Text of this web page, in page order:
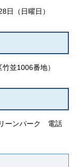
日（日曜日）
並1006番地）
ーンパーク 電話